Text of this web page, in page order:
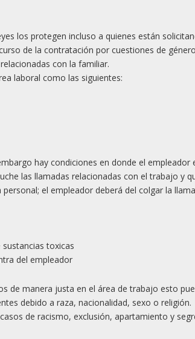
los protegen incluso a quienes están
de la contratación por cuestiones de
con la familiar.
laboral como las siguientes:
hay condiciones en donde el
las llamadas relacionadas con el trabajo y
el empleador deberá del colgar la
toxicas
del empleador
de manera justa en el área de trabajo esto
debido a raza, nacionalidad, sexo o
de racismo, exclusión, apartamiento y